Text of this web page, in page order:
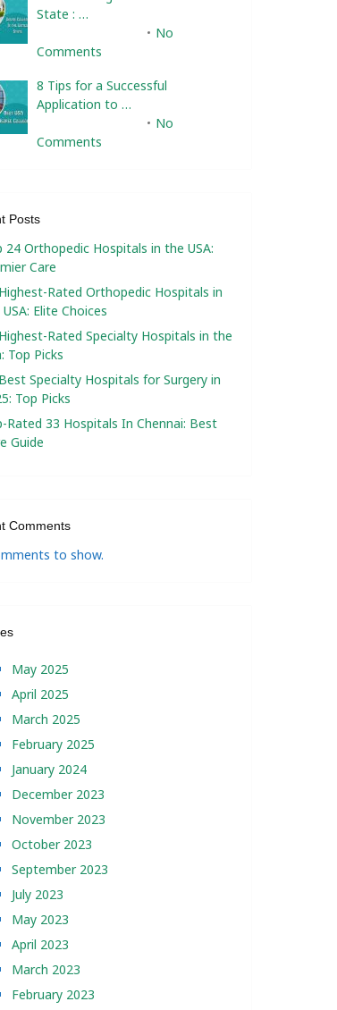
State : …
No
Comments
8 Tips for a Successful
Application to …
No
Comments
Posts
24 Orthopedic Hospitals in the USA:
Care
Rated Orthopedic Hospitals in
Elite Choices
Rated Specialty Hospitals in the
Top Picks
Specialty Hospitals for Surgery in
Top Picks
Rated 33 Hospitals In Chennai: Best
Guide
Comments
to show.
May 2025
April 2025
March 2025
February 2025
January 2024
December 2023
November 2023
October 2023
September 2023
July 2023
May 2023
April 2023
March 2023
February 2023